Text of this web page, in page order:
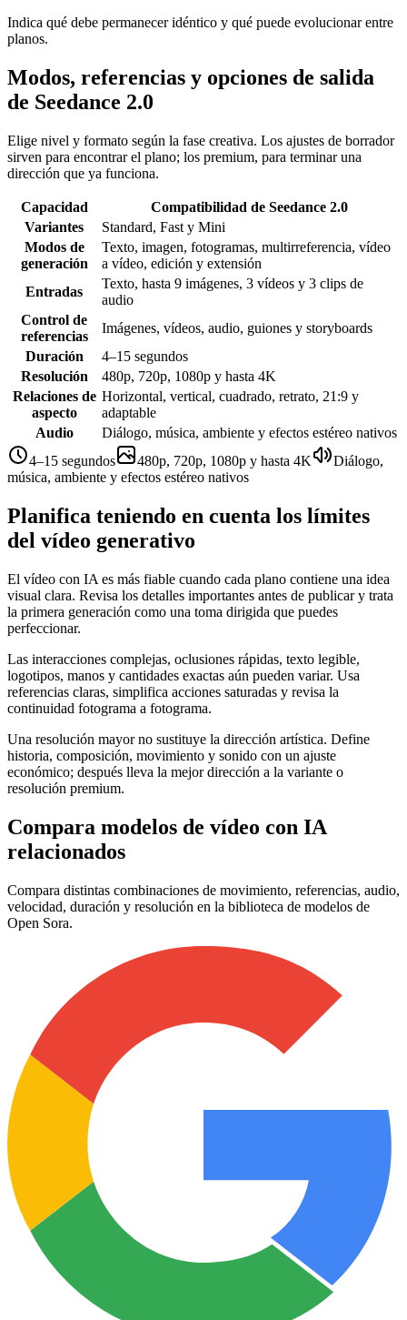
Indica qué debe permanecer idéntico y qué puede evolucionar entre
planos.
Modos, referencias y opciones de salida
de Seedance 2.0
Elige nivel y formato según la fase creativa. Los ajustes de borrador
sirven para encontrar el plano; los premium, para terminar una
dirección que ya funciona.
Capacidad
Compatibilidad de Seedance 2.0
Variantes
Standard, Fast y Mini
Modos de
generación
Texto, imagen, fotogramas, multirreferencia, vídeo
a vídeo, edición y extensión
Entradas
Texto, hasta 9 imágenes, 3 vídeos y 3 clips de
audio
Control de
referencias
Imágenes, vídeos, audio, guiones y storyboards
Duración
4–15 segundos
Resolución
480p, 720p, 1080p y hasta 4K
Relaciones de
aspecto
Horizontal, vertical, cuadrado, retrato, 21:9 y
adaptable
Audio
Diálogo, música, ambiente y efectos estéreo nativos
4–15 segundos
480p, 720p, 1080p y hasta 4K
Diálogo,
música, ambiente y efectos estéreo nativos
Planifica teniendo en cuenta los límites
del vídeo generativo
El vídeo con IA es más fiable cuando cada plano contiene una idea
visual clara. Revisa los detalles importantes antes de publicar y trata
la primera generación como una toma dirigida que puedes
perfeccionar.
Las interacciones complejas, oclusiones rápidas, texto legible,
logotipos, manos y cantidades exactas aún pueden variar. Usa
referencias claras, simplifica acciones saturadas y revisa la
continuidad fotograma a fotograma.
Una resolución mayor no sustituye la dirección artística. Define
historia, composición, movimiento y sonido con un ajuste
económico; después lleva la mejor dirección a la variante o
resolución premium.
Compara modelos de vídeo con IA
relacionados
Compara distintas combinaciones de movimiento, referencias, audio,
velocidad, duración y resolución en la biblioteca de modelos de
Open Sora.